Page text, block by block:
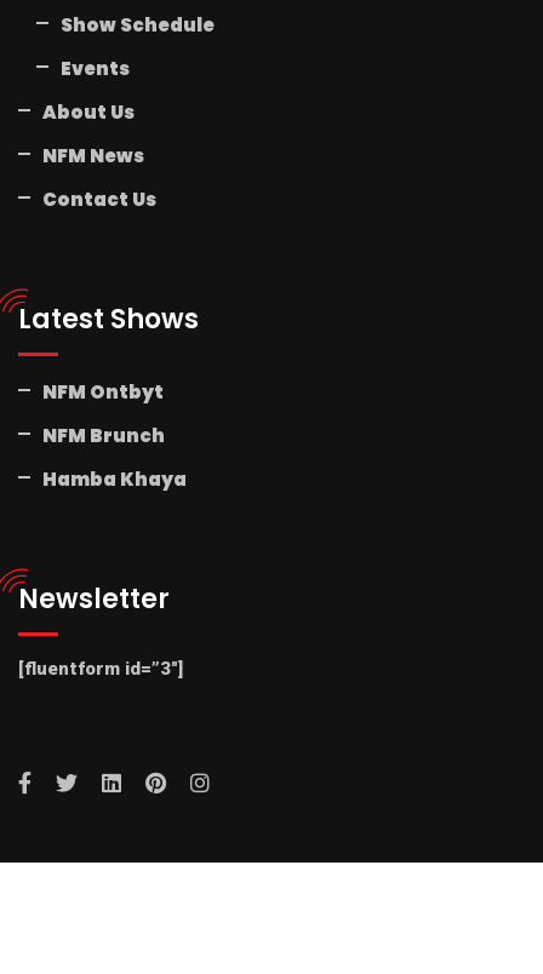
Show Schedule
Events
About Us
NFM News
Contact Us
Latest Shows
NFM Ontbyt
NFM Brunch
Hamba Khaya
Newsletter
[fluentform id=”3″]